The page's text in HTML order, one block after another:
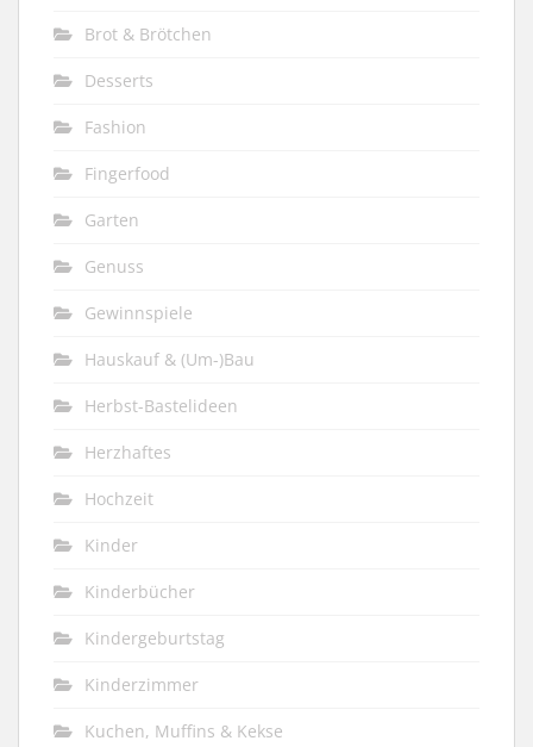
Brot & Brötchen
Desserts
Fashion
Fingerfood
Garten
Genuss
Gewinnspiele
Hauskauf & (Um-)Bau
Herbst-Bastelideen
Herzhaftes
Hochzeit
Kinder
Kinderbücher
Kindergeburtstag
Kinderzimmer
Kuchen, Muffins & Kekse